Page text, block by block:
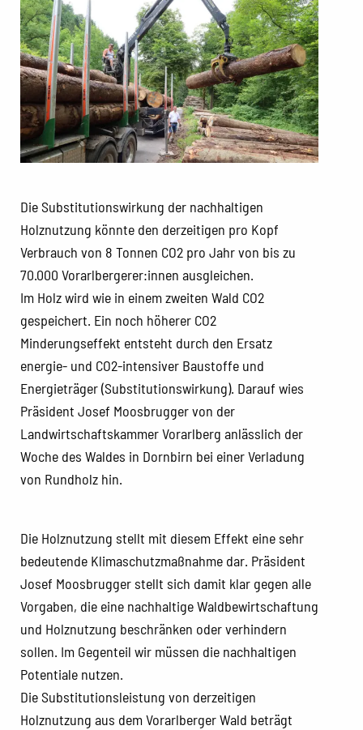
Die Substitutionswirkung der nachhaltigen
Holznutzung könnte den derzeitigen pro Kopf
Verbrauch von 8 Tonnen CO2 pro Jahr von bis zu
70.000 Vorarlbergerer:innen ausgleichen.
Im Holz wird wie in einem zweiten Wald CO2
gespeichert. Ein noch höherer CO2
Minderungseffekt entsteht durch den Ersatz
energie- und CO2-intensiver Baustoffe und
Energieträger (Substitutionswirkung). Darauf wies
Präsident Josef Moosbrugger von der
Landwirtschaftskammer Vorarlberg anlässlich der
Woche des Waldes in Dornbirn bei einer Verladung
von Rundholz hin.
Die Holznutzung stellt mit diesem Effekt eine sehr
bedeutende Klimaschutzmaßnahme dar. Präsident
Josef Moosbrugger stellt sich damit klar gegen alle
Vorgaben, die eine nachhaltige Waldbewirtschaftung
und Holznutzung beschränken oder verhindern
sollen. Im Gegenteil wir müssen die nachhaltigen
Potentiale nutzen.
Die Substitutionsleistung von derzeitigen
Holznutzung aus dem Vorarlberger Wald beträgt